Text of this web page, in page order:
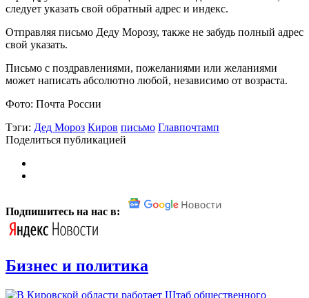
следует указать свой обратный адрес и индекс.
Отправляя письмо Деду Морозу, также не забудь полный адрес
свой указать.
Письмо с поздравлениями, пожеланиями или желаниями
может написать абсолютно любой, независимо от возраста.
Фото: Почта России
Тэги: Дед Мороз Киров письмо Главпочтамп
Поделиться публикацией
Подпишитесь на нас в:
Бизнес и политика